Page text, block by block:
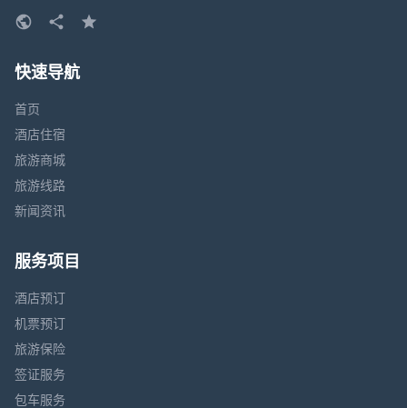
快速导航
首页
酒店住宿
旅游商城
旅游线路
新闻资讯
服务项目
酒店预订
机票预订
旅游保险
签证服务
包车服务